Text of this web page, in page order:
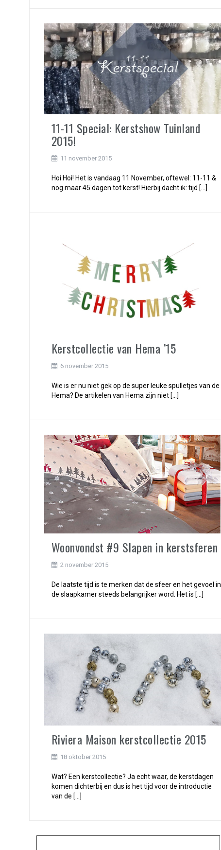
11-11 Special: Kerstshow Tuinland
2015!
11 november 2015
Hoi Hoi! Het is vandaag 11 November, oftewel: 11-11 &
nog maar 45 dagen tot kerst! Hierbij dacht ik: tijd […]
Kerstcollectie van Hema ’15
6 november 2015
Wie is er nu niet gek op de super leuke spulletjes van de
Hema? De artikelen van Hema zijn niet […]
Woonvondst #9 Slapen in kerstsferen
2 november 2015
De laatste tijd is te merken dat de sfeer en het gevoel in
de slaapkamer steeds belangrijker word. Het is […]
Riviera Maison kerstcollectie 2015
18 oktober 2015
Wat? Een kerstcollectie? Ja echt waar, de kerstdagen
komen dichterbij en dus is het tijd voor de introductie
van de […]